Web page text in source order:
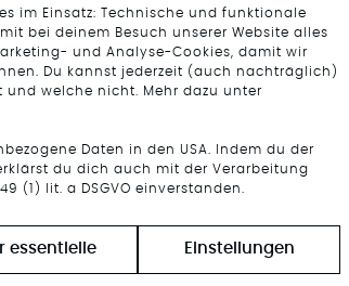
im Einsatz: Technische und funktionale
bei deinem Besuch unserer Website alles
und Analyse-Cookies, damit wir
Du kannst jederzeit (auch nachträglich)
und welche nicht. Mehr dazu unter
Daten in den USA. Indem du der
du dich auch mit der Verarbeitung
(1) lit. a DSGVO einverstanden.
essentielle Einstellungen